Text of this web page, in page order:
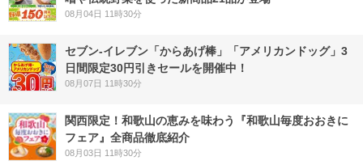
08月04日 11時30分
セブン‐イレブン「からあげ棒」「アメリカンドッグ」3
日間限定30円引きセールを開催中！
08月07日 11時30分
関西限定！和歌山の恵みを味わう『和歌山毎度おおきに
フェア』全商品徹底紹介
08月03日 11時30分